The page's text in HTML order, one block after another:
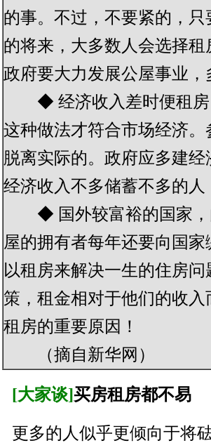
的事。不过，不要紧的，
的将来，大多数人会选择
政府要大力发展公屋事业
◆ 经济收入差时便租房
这种做法才符合市场经济
脱离实际的。政府应多建
经济收入不多储蓄不多的
◆ 国外较富裕的国家，
屋的拥有者每年还要向国
以租房来解决一生的住房
策，租金相对于他们的收
租房的重要原因！
（摘自新华网）
[大家谈]买房租房都不易
更多的人似乎更倾向于将